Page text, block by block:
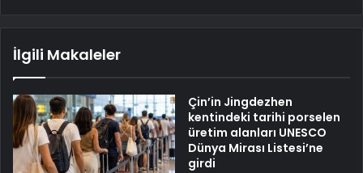
İlgili Makaleler
Çin’in Jingdezhen
kentindeki tarihi porselen
üretim alanları UNESCO
Dünya Mirası Listesi’ne
girdi